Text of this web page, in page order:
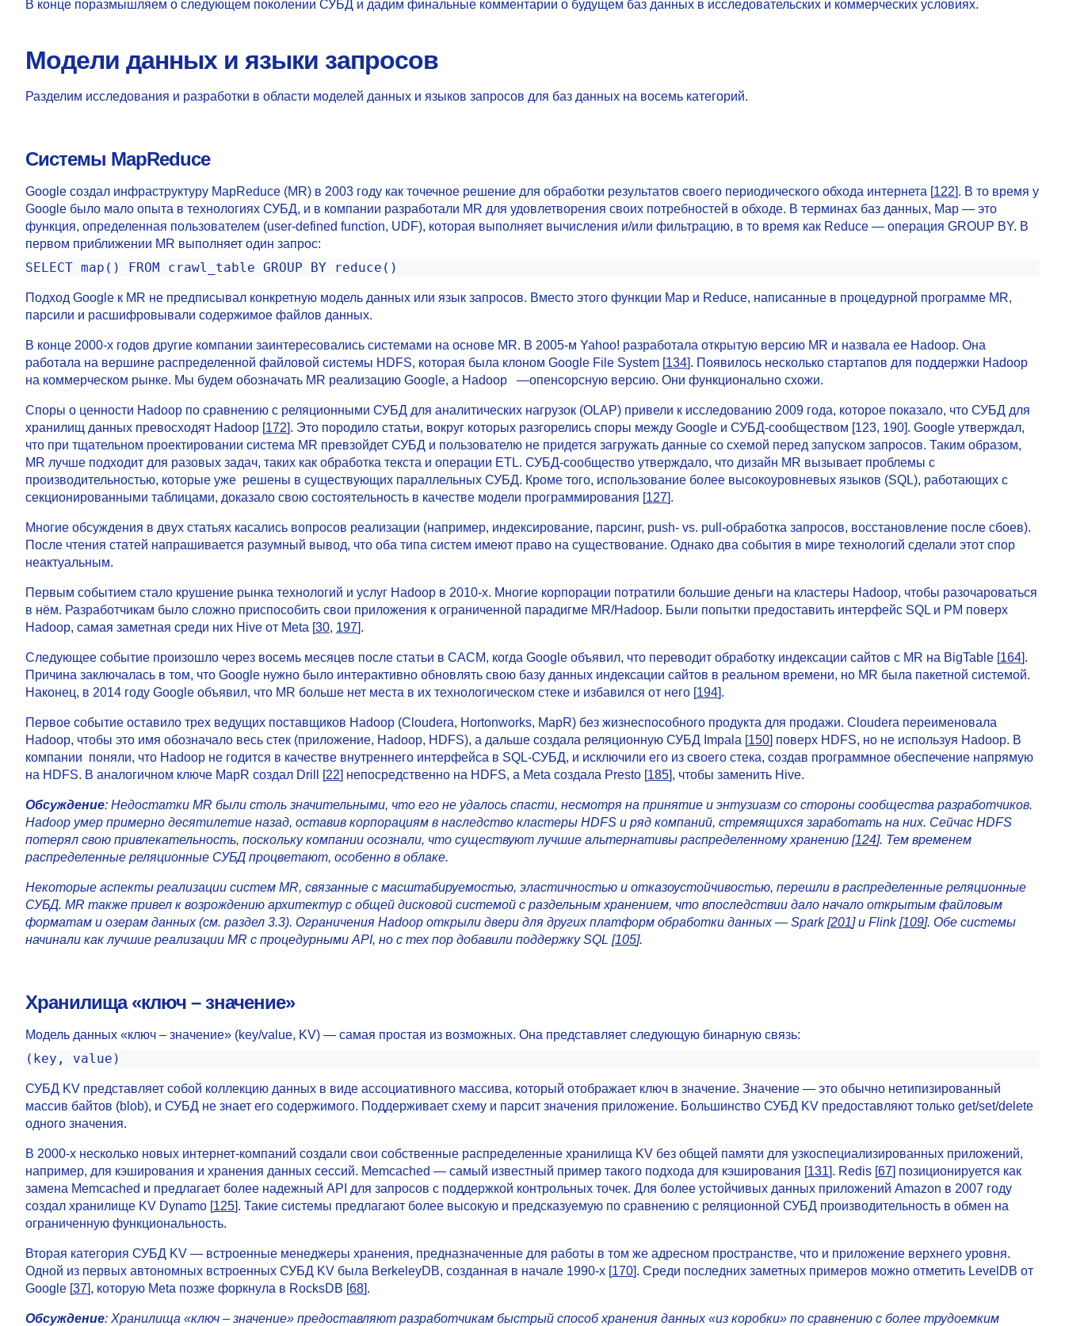
В конце поразмышляем о следующем поколении СУБД и дадим финальные комментарии о будущем баз данных в исследовательских и коммерческих условиях.
Модели данных и языки запросов
Разделим исследования и разработки в области моделей данных и языков запросов для баз данных на восемь категорий.
Системы MapReduce
Google создал инфраструктуру MapReduce (MR) в 2003 году как точечное решение для обработки результатов своего периодического обхода интернета [122]. В то время у
Google было мало опыта в технологиях СУБД, и в компании разработали MR для удовлетворения своих потребностей в обходе. В терминах баз данных, Map — это
функция, определенная пользователем (user-defined function, UDF), которая выполняет вычисления и/или фильтрацию, в то время как Reduce — операция GROUP BY. В
первом приближении MR выполняет один запрос:
SELECT map() FROM crawl_table GROUP BY reduce()
Подход Google к MR не предписывал конкретную модель данных или язык запросов. Вместо этого функции Map и Reduce, написанные в процедурной программе MR,
парсили и расшифровывали содержимое файлов данных.
В конце 2000-х годов другие компании заинтересовались системами на основе MR. В 2005-м Yahoo! разработала открытую версию MR и назвала ее Hadoop. Она
работала на вершине распределенной файловой системы HDFS, которая была клоном Google File System [134]. Появилось несколько стартапов для поддержки Hadoop
на коммерческом рынке. Мы будем обозначать MR реализацию Google, а Hadoop —опенсорсную версию. Они функционально схожи.
Споры о ценности Hadoop по сравнению с реляционными СУБД для аналитических нагрузок (OLAP) привели к исследованию 2009 года, которое показало, что СУБД для
хранилищ данных превосходят Hadoop [172]. Это породило статьи, вокруг которых разгорелись споры между Google и СУБД-сообществом [123, 190]. Google утверждал,
что при тщательном проектировании система MR превзойдет СУБД и пользователю не придется загружать данные со схемой перед запуском запросов. Таким образом,
MR лучше подходит для разовых задач, таких как обработка текста и операции ETL. СУБД-cообщество утверждало, что дизайн MR вызывает проблемы с
производительностью, которые уже решены в существующих параллельных СУБД. Кроме того, использование более высокоуровневых языков (SQL), работающих с
секционированными таблицами, доказало свою состоятельность в качестве модели программирования [127].
Многие обсуждения в двух статьях касались вопросов реализации (например, индексирование, парсинг, push- vs. pull-обработка запросов, восстановление после сбоев).
После чтения статей напрашивается разумный вывод, что оба типа систем имеют право на существование. Однако два события в мире технологий сделали этот спор
неактуальным.
Первым событием стало крушение рынка технологий и услуг Hadoop в 2010-х. Многие корпорации потратили большие деньги на кластеры Hadoop, чтобы разочароваться
в нём. Разработчикам было сложно приспособить свои приложения к ограниченной парадигме MR/Hadoop. Были попытки предоставить интерфейс SQL и РM поверх
Hadoop, самая заметная среди них Hive от Meta [30, 197].
Следующее событие произошло через восемь месяцев после статьи в CACM, когда Google объявил, что переводит обработку индексации сайтов с MR на BigTable [164].
Причина заключалась в том, что Google нужно было интерактивно обновлять свою базу данных индексации сайтов в реальном времени, но MR была пакетной системой.
Наконец, в 2014 году Google объявил, что MR больше нет места в их технологическом стеке и избавился от него [194].
Первое событие оставило трех ведущих поставщиков Hadoop (Cloudera, Hortonworks, MapR) без жизнеспособного продукта для продажи. Cloudera переименовала
Hadoop, чтобы это имя обозначало весь стек (приложение, Hadoop, HDFS), а дальше создала реляционную СУБД Impala [150] поверх HDFS, но не используя Hadoop. В
компании поняли, что Hadoop не годится в качестве внутреннего интерфейса в SQL-СУБД, и исключили его из своего стека, создав программное обеспечение напрямую
на HDFS. В аналогичном ключе MapR создал Drill [22] непосредственно на HDFS, а Meta создала Presto [185], чтобы заменить Hive.
Обсуждение: Недостатки MR были столь значительными, что его не удалось спасти, несмотря на принятие и энтузиазм со стороны сообщества разработчиков.
Hadoop умер примерно десятилетие назад, оставив корпорациям в наследство кластеры HDFS и ряд компаний, стремящихся заработать на них. Сейчас HDFS
потерял свою привлекательность, поскольку компании осознали, что существуют лучшие альтернативы распределенному хранению [124]. Тем временем
распределенные реляционные СУБД процветают, особенно в облаке.
Некоторые аспекты реализации систем MR, связанные с масштабируемостью, эластичностью и отказоустойчивостью, перешли в распределенные реляционные
СУБД. MR также привел к возрождению архитектур с общей дисковой системой с раздельным хранением, что впоследствии дало начало открытым файловым
форматам и озерам данных (см. раздел 3.3). Ограничения Hadoop открыли двери для других платформ обработки данных — Spark [201] и Flink [109]. Обе системы
начинали как лучшие реализации MR с процедурными API, но с тех пор добавили поддержку SQL [105].
Хранилища «ключ – значение»
Модель данных «ключ – значение» (key/value, KV) — самая простая из возможных. Она представляет следующую бинарную связь:
(key, value)
СУБД KV представляет собой коллекцию данных в виде ассоциативного массива, который отображает ключ в значение. Значение — это обычно нетипизированный
массив байтов (blob), и СУБД не знает его содержимого. Поддерживает схему и парсит значения приложение. Большинство СУБД KV предоставляют только get/set/delete
одного значения.
В 2000-х несколько новых интернет-компаний создали свои собственные распределенные хранилища KV без общей памяти для узкоспециализированных приложений,
например, для кэширования и хранения данных сессий. Memcached — самый известный пример такого подхода для кэширования [131]. Redis [67] позиционируется как
замена Memcached и предлагает более надежный API для запросов с поддержкой контрольных точек. Для более устойчивых данных приложений Amazon в 2007 году
создал хранилище KV Dynamo [125]. Такие системы предлагают более высокую и предсказуемую по сравнению с реляционной СУБД производительность в обмен на
ограниченную функциональность.
Вторая категория СУБД KV — встроенные менеджеры хранения, предназначенные для работы в том же адресном пространстве, что и приложение верхнего уровня.
Одной из первых автономных встроенных СУБД KV была BerkeleyDB, созданная в начале 1990-х [170]. Среди последних заметных примеров можно отметить LevelDB от
Google [37], которую Meta позже форкнула в RocksDB [68].
Обсуждение: Хранилища «ключ – значение» предоставляют разработчикам быстрый способ хранения данных «из коробки» по сравнению с более трудоемким